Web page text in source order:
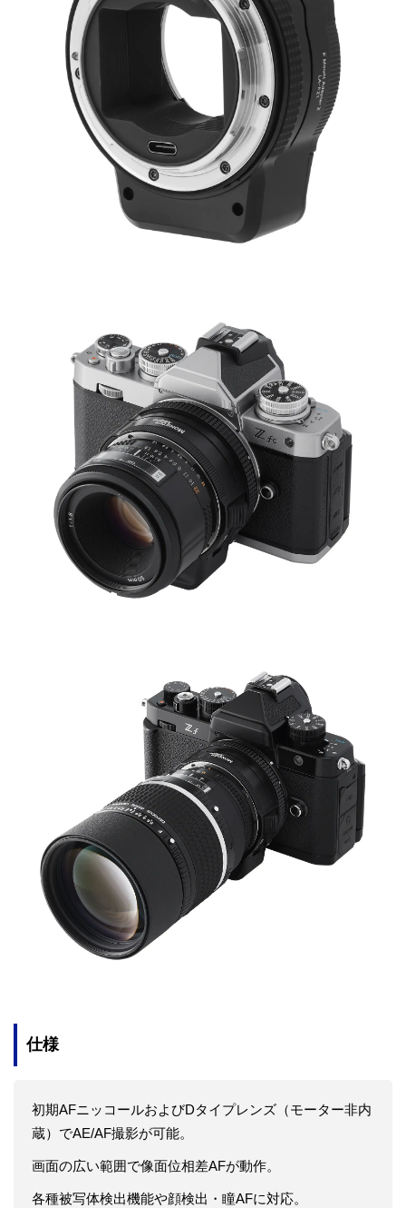
仕様
初期AFニッコールおよびDタイプレンズ（モーター非内
蔵）でAE/AF撮影が可能。
画面の広い範囲で像面位相差AFが動作。
各種被写体検出機能や顔検出・瞳AFに対応。